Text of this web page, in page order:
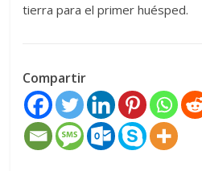
tierra para el primer huésped.
Compartir